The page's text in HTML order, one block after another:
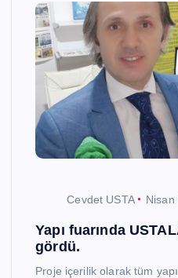
Cevdet USTA Nisan
Yapı fuarında
gördü.
Proje içerilik olarak tüm